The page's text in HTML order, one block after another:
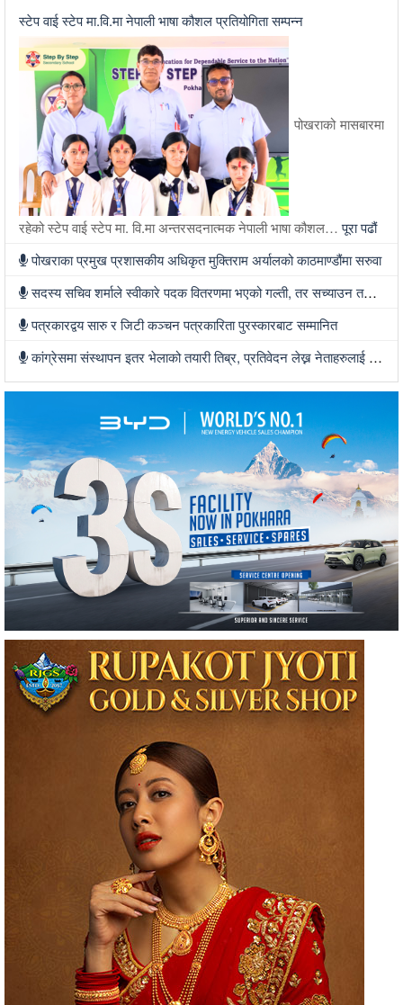
स्टेप वाई स्टेप मा.वि.मा नेपाली भाषा कौशल प्रतियोगिता सम्पन्न
पोखराको मासबारमा
रहेको स्टेप वाई स्टेप मा. वि.मा अन्तरसदनात्मक नेपाली भाषा कौशल…पूरा पढौं
पोखराका प्रमुख प्रशासकीय अधिकृत मुक्तिराम अर्यालको काठमाण्डौंमा सरुवा
सदस्य सचिव शर्माले स्वीकारे पदक वितरणमा भएको गल्ती, तर सच्याउन तयार भएनन्
पत्रकारद्वय सारु र जिटी कञ्चन पत्रकारिता पुरस्कारबाट सम्मानित
कांग्रेसमा संस्थापन इतर भेलाको तयारी तिब्र, प्रतिवेदन लेख्न नेताहरुलाई जिम्मेवारी, भेलामा सहभागी हुन देउवा फर्कदैं